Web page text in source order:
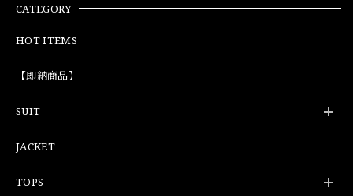
CATEGORY
HOT ITEMS
【即納商品】
SUIT
JACKET
TOPS